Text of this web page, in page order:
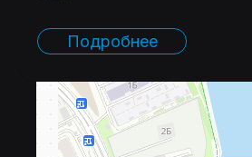
Подробнее